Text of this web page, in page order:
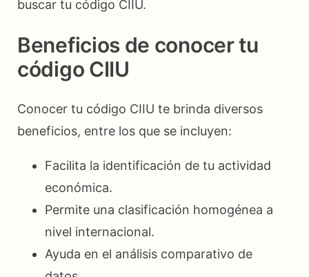
buscar tu código CIIU.
Beneficios de conocer tu
código CIIU
Conocer tu código CIIU te brinda diversos
beneficios, entre los que se incluyen:
Facilita la identificación de tu actividad
económica.
Permite una clasificación homogénea a
nivel internacional.
Ayuda en el análisis comparativo de